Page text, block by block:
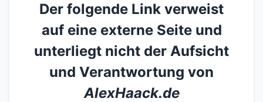
Der folgende Link verweist
auf eine externe Seite und
unterliegt nicht der Aufsicht
und Verantwortung von
AlexHaack.de